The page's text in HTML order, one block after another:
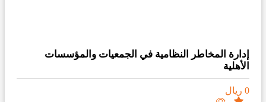
إدارة المخاطر النظامية في الجمعيات والمؤسسات
الأهلية
0 ريال